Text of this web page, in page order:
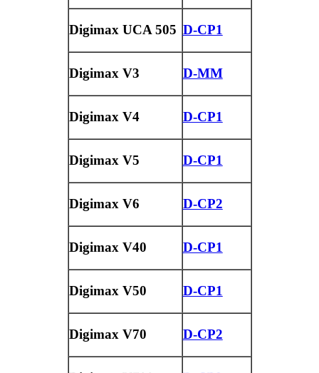
Digimax UCA 505 D-CP1
Digimax V3 D-MM
Digimax V4 D-CP1
Digimax V5 D-CP1
Digimax V6 D-CP2
Digimax V40 D-CP1
Digimax V50 D-CP1
Digimax V70 D-CP2